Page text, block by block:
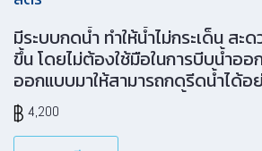
มีระบบกดน้ำ ทำให้น้ำไม่กระเด็น ส
ขึ้น โดยไม่ต้องใช้มือในการบีบน้ำอ
ออกแบบมาให้สามารถกดรีดน้ำได้อ
แรงได้ถึง 18% ถังบรรจุน้ำขนาดให
ทำความสะอาดได้ยาวนานขึ้น ล้อกัน
ทำความสะอาดซ้ำ ทนทาน ด้วยเทคโ
4,200